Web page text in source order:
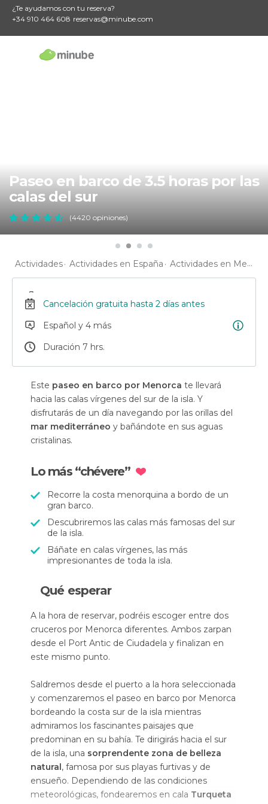
¿Te ayudamos con tu reserva?
+34 910 464 608 reservas@minube.com
Paseo en barco de 3.5 horas por las
calas del sur
(4420 opiniones)
Actividades Actividades en España Actividades en Menorca
Cancelación gratuita hasta 2 días antes
Español y 4 más
Duración 7 hrs.
Este paseo en barco por Menorca te llevará
hacia las calas vírgenes del sur de la isla. Y
disfrutarás de un día navegando por las orillas del
mar mediterráneo y bañándote en sus aguas
cristalinas.
Lo más “chévere”
Recorre la costa menorquina a bordo de un
gran barco.
Descubriremos las calas más famosas del sur
de la isla.
Báñate en calas vírgenes, las más
impresionantes de toda la isla.
Qué esperar
A la hora de reservar, podréis escoger entre dos
cruceros por Menorca diferentes. Ambos zarpan
desde el Port Antic de Ciudadela y finalizan en
este mismo punto.
Saldremos desde el puerto a la hora seleccionada
y comenzaremos el paseo en barco por Menorca
bordeando la costa sur de la isla mientras
admiramos los fascinantes paisajes que
predominan en su bahía. Te dirigirás hacia el sur
de la isla, una sorprendente zona de belleza
natural, famosa por sus playas furtivas y de
ensueño. Dependiendo de las condiciones
meteorológicas, fondearemos en cala Turqueta